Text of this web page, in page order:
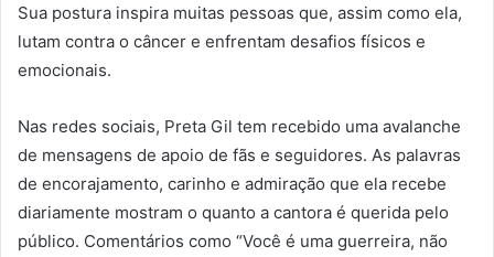
Sua postura inspira muitas pessoas que, assim como ela,
lutam contra o câncer e enfrentam desafios físicos e
emocionais.
Nas redes sociais, Preta Gil tem recebido uma avalanche
de mensagens de apoio de fãs e seguidores. As palavras
de encorajamento, carinho e admiração que ela recebe
diariamente mostram o quanto a cantora é querida pelo
público. Comentários como “Você é uma guerreira, não